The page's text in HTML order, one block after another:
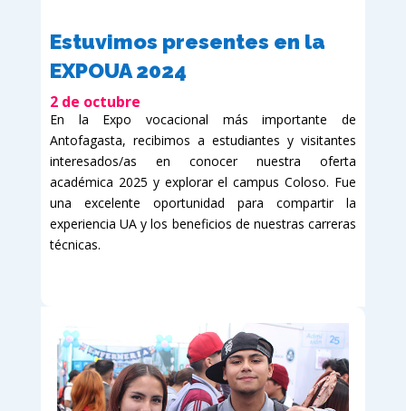
Estuvimos presentes en la
EXPOUA 2024
2 de octubre
En la Expo vocacional más importante de
Antofagasta, recibimos a estudiantes y visitantes
interesados/as en conocer nuestra oferta
académica 2025 y explorar el campus Coloso. Fue
una excelente oportunidad para compartir la
experiencia UA y los beneficios de nuestras carreras
técnicas.